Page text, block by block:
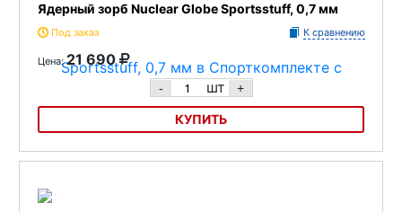
Ядерный зорб Nuclear Globe Sportsstuff, 0,7 мм
Под заказ К сравнению
Цена:21 690
- шт +
КУПИТЬ
Ядерный зорб Nuclear Globe Sportsstuff, 0,7 мм